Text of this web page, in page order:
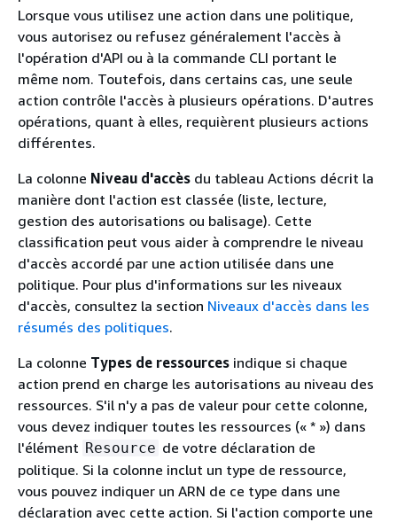
Lorsque vous utilisez une action dans une politique,
vous autorisez ou refusez généralement l'accès à
l'opération d'API ou à la commande CLI portant le
même nom. Toutefois, dans certains cas, une seule
action contrôle l'accès à plusieurs opérations. D'autres
opérations, quant à elles, requièrent plusieurs actions
différentes.
La colonne Niveau d'accès du tableau Actions décrit la
manière dont l'action est classée (liste, lecture,
gestion des autorisations ou balisage). Cette
classification peut vous aider à comprendre le niveau
d'accès accordé par une action utilisée dans une
politique. Pour plus d'informations sur les niveaux
d'accès, consultez la section Niveaux d'accès dans les
résumés des politiques.
La colonne Types de ressources indique si chaque
action prend en charge les autorisations au niveau des
ressources. S'il n'y a pas de valeur pour cette colonne,
vous devez indiquer toutes les ressources (« * ») dans
l'élément Resource de votre déclaration de
politique. Si la colonne inclut un type de ressource,
vous pouvez indiquer un ARN de ce type dans une
déclaration avec cette action. Si l'action comporte une